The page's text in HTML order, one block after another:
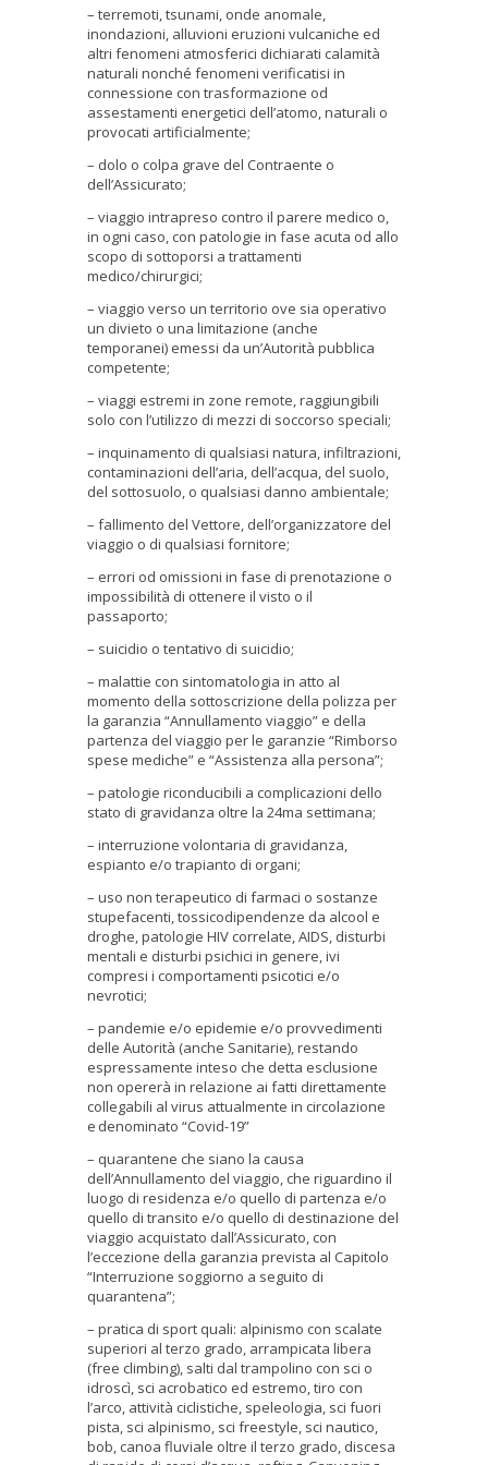
– terremoti, tsunami, onde anomale,
inondazioni, alluvioni eruzioni vulcaniche ed
altri fenomeni atmosferici dichiarati calamità
naturali nonché fenomeni verificatisi in
connessione con trasformazione od
assestamenti energetici dell’atomo, naturali o
provocati artificialmente;
– dolo o colpa grave del Contraente o
dell’Assicurato;
– viaggio intrapreso contro il parere medico o,
in ogni caso, con patologie in fase acuta od allo
scopo di sottoporsi a trattamenti
medico/chirurgici;
– viaggio verso un territorio ove sia operativo
un divieto o una limitazione (anche
temporanei) emessi da un’Autorità pubblica
competente;
– viaggi estremi in zone remote, raggiungibili
solo con l’utilizzo di mezzi di soccorso speciali;
– inquinamento di qualsiasi natura, infiltrazioni,
contaminazioni dell’aria, dell’acqua, del suolo,
del sottosuolo, o qualsiasi danno ambientale;
– fallimento del Vettore, dell’organizzatore del
viaggio o di qualsiasi fornitore;
– errori od omissioni in fase di prenotazione o
impossibilità di ottenere il visto o il
passaporto;
– suicidio o tentativo di suicidio;
– malattie con sintomatologia in atto al
momento della sottoscrizione della polizza per
la garanzia “Annullamento viaggio” e della
partenza del viaggio per le garanzie “Rimborso
spese mediche” e “Assistenza alla persona”;
– patologie riconducibili a complicazioni dello
stato di gravidanza oltre la 24ma settimana;
– interruzione volontaria di gravidanza,
espianto e/o trapianto di organi;
– uso non terapeutico di farmaci o sostanze
stupefacenti, tossicodipendenze da alcool e
droghe, patologie HIV correlate, AIDS, disturbi
mentali e disturbi psichici in genere, ivi
compresi i comportamenti psicotici e/o
nevrotici;
– pandemie e/o epidemie e/o provvedimenti
delle Autorità (anche Sanitarie), restando
espressamente inteso che detta esclusione
non opererà in relazione ai fatti direttamente
collegabili al virus attualmente in circolazione
e denominato “Covid-19”
– quarantene che siano la causa
dell’Annullamento del viaggio, che riguardino il
luogo di residenza e/o quello di partenza e/o
quello di transito e/o quello di destinazione del
viaggio acquistato dall’Assicurato, con
l’eccezione della garanzia prevista al Capitolo
“Interruzione soggiorno a seguito di
quarantena”;
– pratica di sport quali: alpinismo con scalate
superiori al terzo grado, arrampicata libera
(free climbing), salti dal trampolino con sci o
idroscì, sci acrobatico ed estremo, tiro con
l’arco, attività ciclistiche, speleologia, sci fuori
pista, sci alpinismo, sci freestyle, sci nautico,
bob, canoa fluviale oltre il terzo grado, discesa